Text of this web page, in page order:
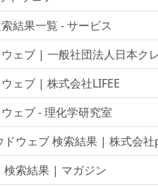
結果一覧 - サービス
ェブ | 一般社団法人日本ク
ェブ | 株式会社LIFEE
ェブ - 理化学研究室
ドウェブ 検索結果 | 株式会
検索結果 | マガジン